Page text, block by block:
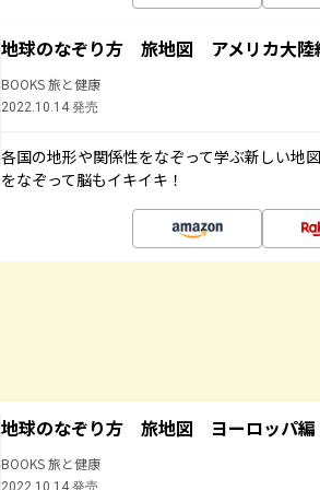
地球のなぞり方 旅地図 アメリカ大陸
BOOKS 旅と健康
2022.10.14 発売
各国の地形や関係性をなぞって学ぶ新しい地
をなぞって脳もイキイキ！
地球のなぞり方 旅地図 ヨーロッパ編
BOOKS 旅と健康
2022.10.14 発売